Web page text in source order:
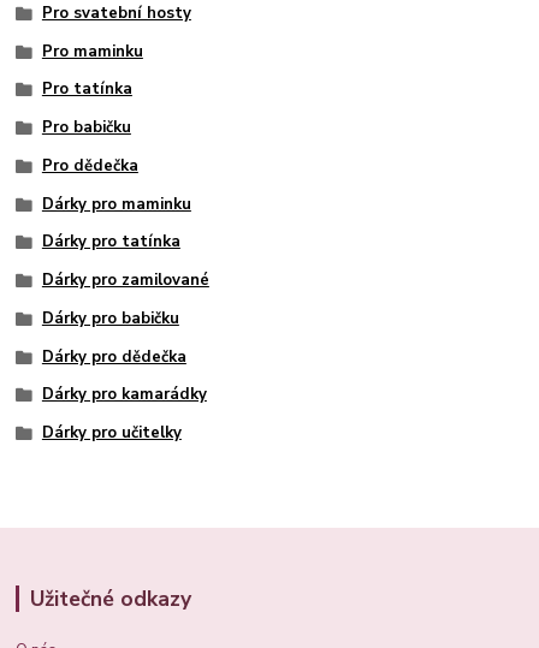
Pro svatební hosty
Pro maminku
Pro tatínka
Pro babičku
Pro dědečka
Dárky pro maminku
Dárky pro tatínka
Dárky pro zamilované
Dárky pro babičku
Dárky pro dědečka
Dárky pro kamarádky
Dárky pro učitelky
Užitečné odkazy